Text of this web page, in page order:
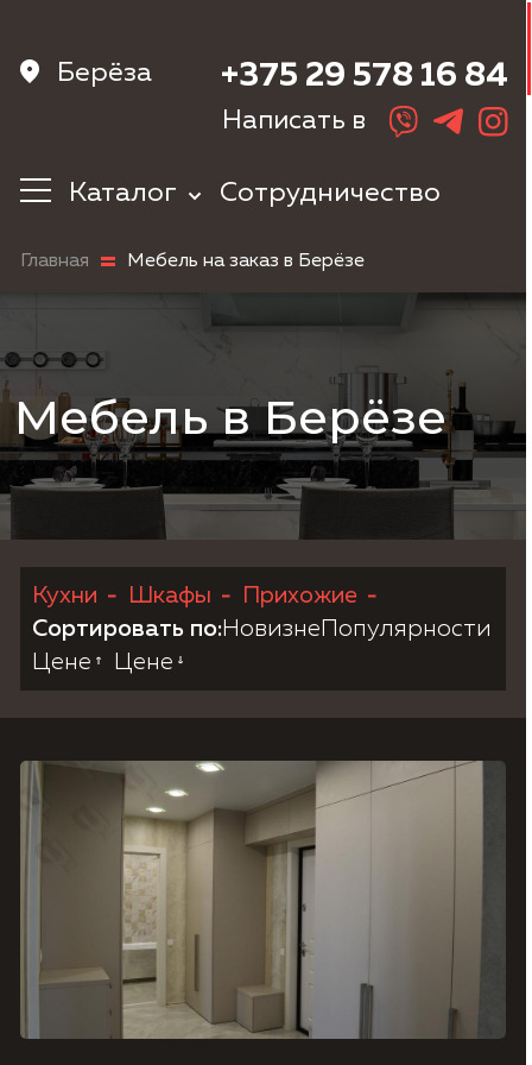
Берёза
Каталог
прихожую
Шкафы
Мебель в
спальню
Детская мебель
Сотрудничество
+375 29 578 16 84
Написать в
Главная Мебель на заказ в Берёзе
Мебель в Берёзе
Кухни Шкафы
Прихожие
Сортировать по:Новизне Популярности
Цене
Цене